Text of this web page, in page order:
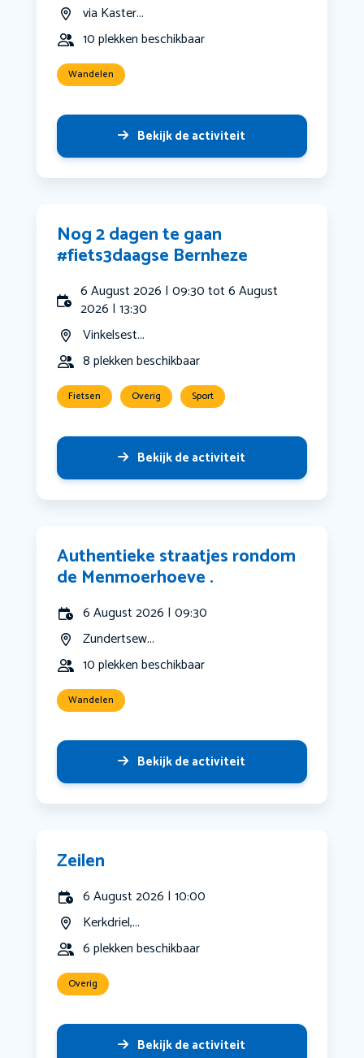
via Kaster...
10 plekken beschikbaar
Wandelen
Bekijk de activiteit
Nog 2 dagen te gaan
#fiets3daagse Bernheze
6 August 2026 | 09:30 tot 6 August
2026 | 13:30
Vinkelsest...
8 plekken beschikbaar
Fietsen Overig Sport
Bekijk de activiteit
Authentieke straatjes rondom
de Menmoerhoeve .
6 August 2026 | 09:30
Zundertsew...
10 plekken beschikbaar
Wandelen
Bekijk de activiteit
Zeilen
6 August 2026 | 10:00
Kerkdriel,...
6 plekken beschikbaar
Overig
Bekijk de activiteit